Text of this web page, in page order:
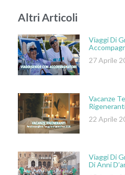
Altri Articoli
Viaggi Di
27 Aprile
Vacanze
22 Aprile
Viaggi Di
Di Anni